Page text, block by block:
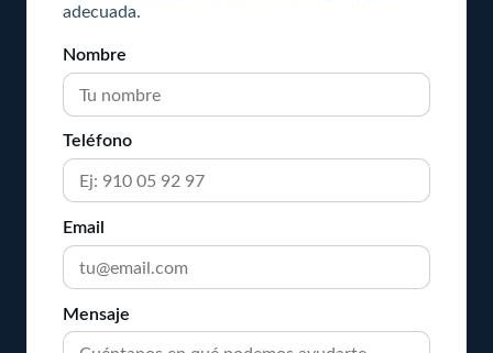
adecuada.
Nombre
Teléfono
Email
Mensaje